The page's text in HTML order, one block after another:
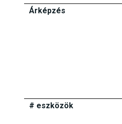
Árképzés
# eszközök